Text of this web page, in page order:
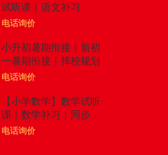
试听课｜语文补习
电话询价
小升初暑期衔接｜新初
一暑期衔接｜择校规划
电话询价
【小学数学】数学试听
课｜数学补习｜同步拓
展
电话询价